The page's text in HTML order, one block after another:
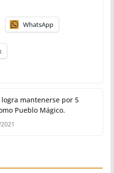
WhatsApp
mantenerse por 5
Pueblo Mágico.